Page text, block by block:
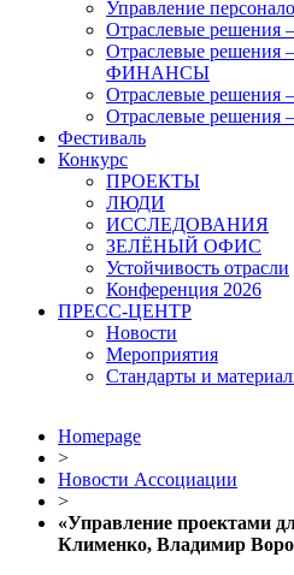
Управление
Отраслевые
Отраслевые
ФИНАНСЫ
Отраслевые
Отраслевые
Фестиваль
Конкурс
ПРОЕКТЫ
ЛЮДИ
ИССЛЕДОВАНИЯ
ЗЕЛЁНЫЙ ОФИС
Устойчивость отрасли
Конференция 2026
ПРЕСС-ЦЕНТР
Новости
Мероприятия
Стандарты и
Homepage
>
Новости Ассоциации
>
«Управление проектами
Клименко, Владимир